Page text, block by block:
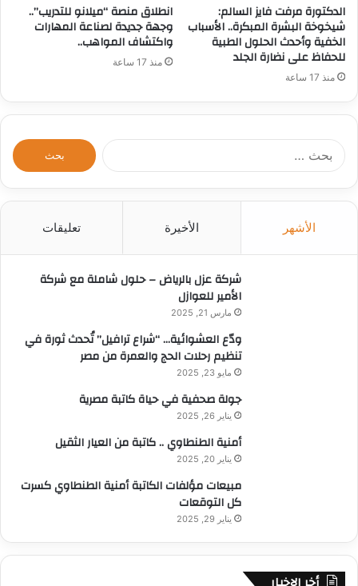
الدكتورة مرفت فايز السالم:
شيخوخة البشرة المبكرة.. الأسباب
الخفية وأحدث الحلول الطبية
للحفاظ على نضارة الجلد
منذ 17 ساعة
انطلاق منصة “ميلانو للتدريب”..
وجهة جديدة لصناعة المهارات
واكتشاف المواهب..
منذ 17 ساعة
الأشهر الأخيرة تعليقات
شركة عزل بالرياض – حلول شاملة مع شركة
الأمير للعوازل
مارس 21, 2025
ودّع العشوائية… “شراع ترافيل” تُحدث ثورة في
تنظيم رحلات الحج والعمرة من مصر
مايو 23, 2025
جولة صحفية في حياة كاتبة مصرية
يناير 26, 2025
أمنية الطنطاوي .. كاتبة من العيار الثقيل
يناير 20, 2025
مبيعات مؤلفات الكاتبة أمنية الطنطاوي كسرت
كل التوقعات
يناير 29, 2025